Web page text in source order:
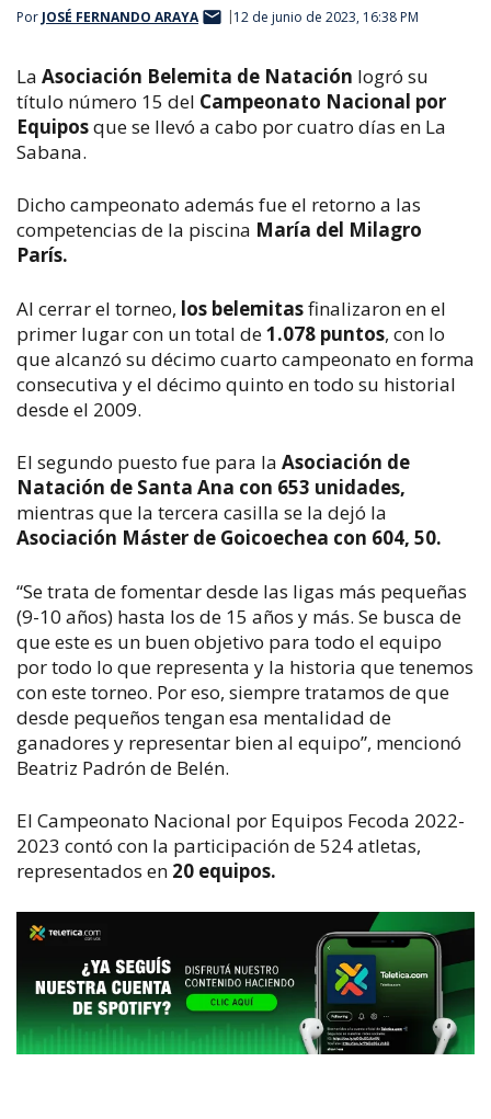
Por JOSÉ FERNANDO ARAYA 12 de junio de 2023, 16:38 PM
La Asociación Belemita de Natación logró su
título número 15 del Campeonato Nacional por
Equiposque se llevó a cabo por cuatro días en La
Sabana.
Dicho campeonato además fue el retorno a las
competencias de la piscina María del Milagro
París.
Al cerrar el torneo, los belemitasfinalizaron en el
primer lugar con un total de1.078 puntos, con lo
que alcanzó su décimo cuarto campeonato en forma
consecutiva y el décimo quinto en todo su historial
desde el 2009.
El segundo puesto fue para la Asociación de
Natación de Santa Ana con 653 unidades,
mientras que la tercera casilla se la dejó la
Asociación Máster de Goicoechea con 604, 50.
“Se trata de fomentar desde las ligas más pequeñas
(9-10 años) hasta los de 15 años y más. Se busca de
que este es un buen objetivo para todo el equipo
por todo lo que representa y la historia que tenemos
con este torneo. Por eso, siempre tratamos de que
desde pequeños tengan esa mentalidad de
ganadores y representar bien al equipo”, mencionó
Beatriz Padrón de Belén.
El Campeonato Nacional por Equipos Fecoda 2022-
2023 contó con la participación de 524 atletas,
representados en 20 equipos.